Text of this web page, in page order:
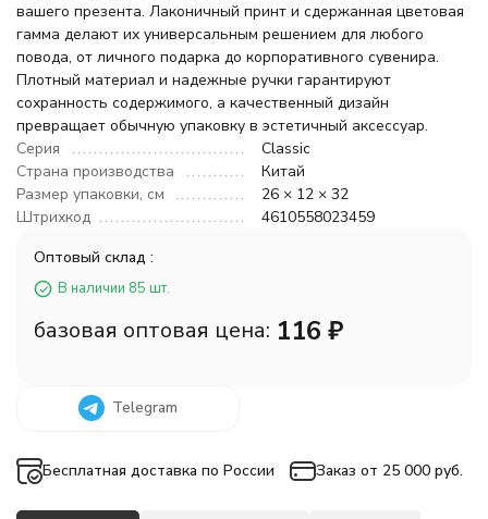
вашего презента. Лаконичный принт и сдержанная цветовая
гамма делают их универсальным решением для любого
повода, от личного подарка до корпоративного сувенира.
Плотный материал и надежные ручки гарантируют
сохранность содержимого, а качественный дизайн
превращает обычную упаковку в эстетичный аксессуар.
Серия
Classic
Страна производства
Китай
Размер упаковки, см
26 × 12 × 32
Штрихкод
4610558023459
Оптовый склад :
В наличии 85 шт.
базовая оптовая цена: 116 ₽
Telegram
Бесплатная доставка по России Заказ от 25 000 руб.